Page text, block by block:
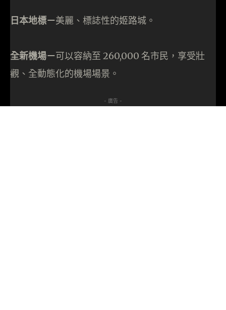
日本地標－美麗、標誌性的姬路城。
全新機場－可以容納至 260,000 名市民，享受壯
觀、全動態化的機場場景。
- 廣告 -